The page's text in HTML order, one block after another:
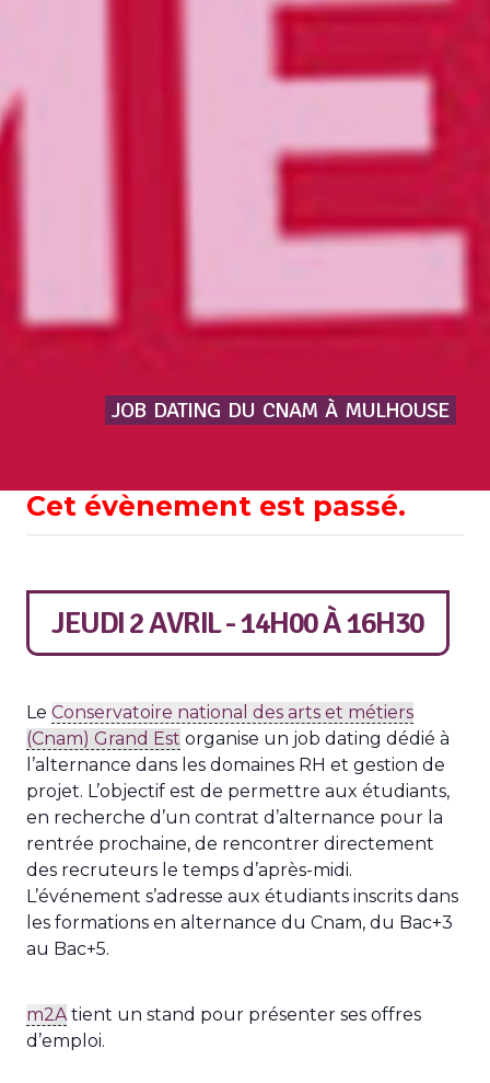
JOB DATING DU CNAM À MULHOUSE
Cet évènement est passé.
JEUDI 2 AVRIL - 14H00À16H30
Le Conservatoire national des arts et métiers
(Cnam) Grand Est organise un job dating dédié à
l’alternance dans les domaines RH et gestion de
projet. L’objectif est de permettre aux étudiants,
en recherche d’un contrat d’alternance pour la
rentrée prochaine, de rencontrer directement
des recruteurs le temps d’après-midi.
L’événement s’adresse aux étudiants inscrits dans
les formations en alternance du Cnam, du Bac+3
au Bac+5.
m2A tient un stand pour présenter ses offres
d’emploi.